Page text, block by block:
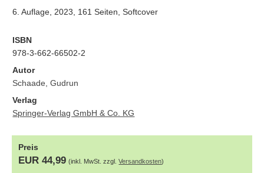
6. Auflage, 2023, 161 Seiten, Softcover
ISBN
978-3-662-66502-2
Autor
Schaade, Gudrun
Verlag
Springer-Verlag GmbH & Co. KG
Preis
EUR 44,99 (inkl. MwSt. zzgl.Versandkosten)